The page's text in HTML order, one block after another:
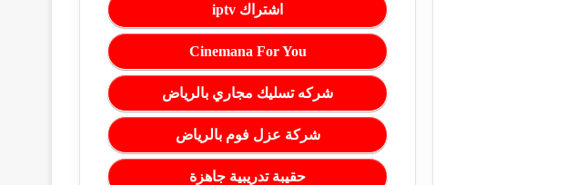
اشتراك iptv
Cinemana For You
شركه تسليك مجاري بالرياض
شركة عزل فوم بالرياض
حقيبة تدريبية جاهزة